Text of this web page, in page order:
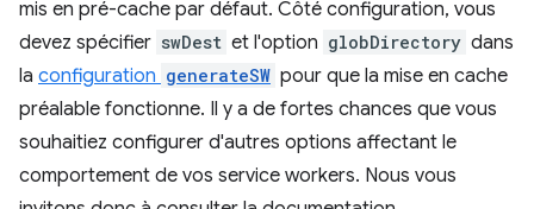
mis en pré-cache par défaut. Côté configuration, vous
devez spécifier swDest et l'option globDirectory dans
la configuration generateSW pour que la mise en cache
préalable fonctionne. Il y a de fortes chances que vous
souhaitiez configurer d'autres options affectant le
comportement de vos service workers. Nous vous